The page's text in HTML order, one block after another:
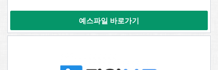
예스파일 바로가기